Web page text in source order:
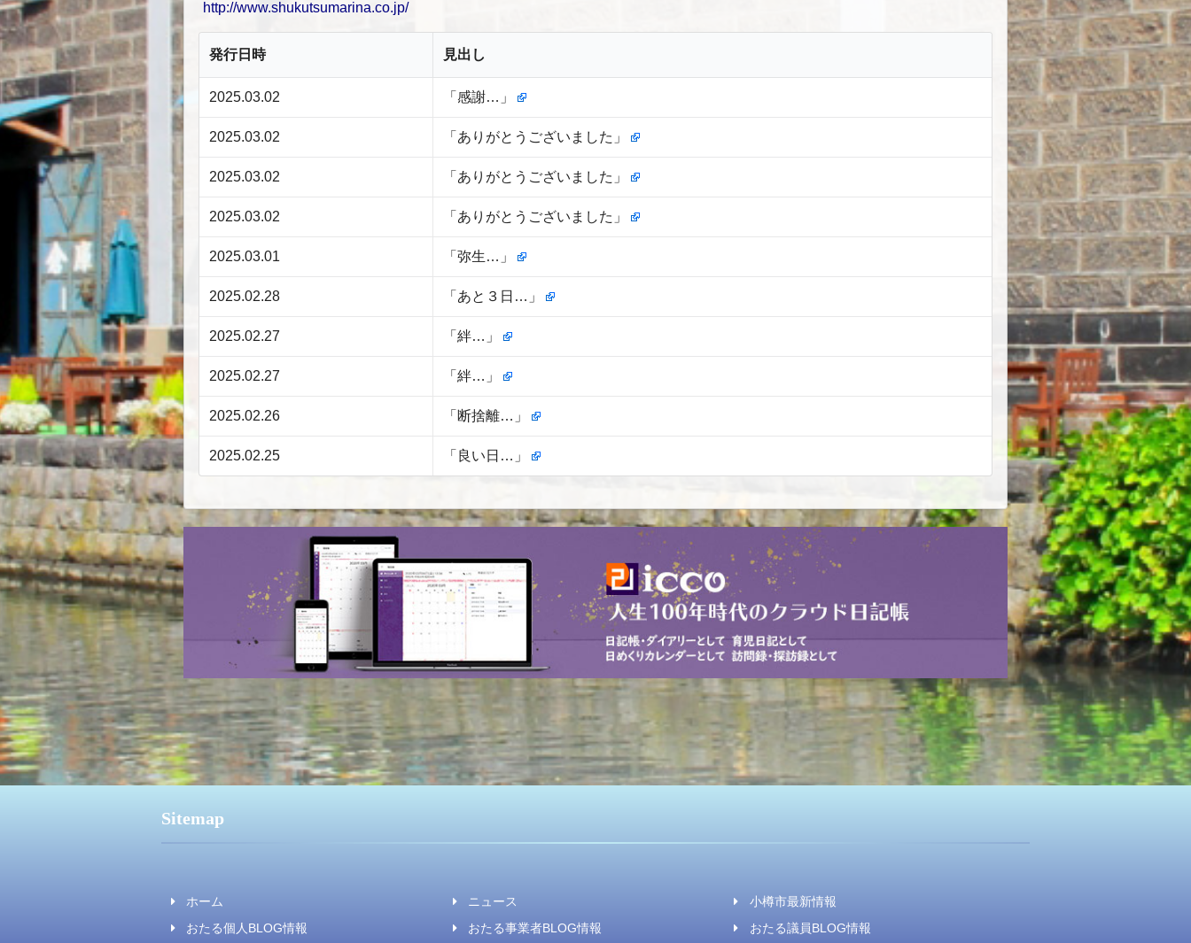
http://www.shukutsumarina.co.jp/
発行日時 見出し
2025.03.02 「感謝…」
2025.03.02 「ありがとうございました」
2025.03.02 「ありがとうございました」
2025.03.02 「ありがとうございました」
2025.03.01 「弥生…」
2025.02.28 「あと３日…」
2025.02.27 「絆…」
2025.02.27 「絆…」
2025.02.26 「断捨離…」
2025.02.25 「良い日…」
Sitemap
ホーム ニュース
小樽市最新情報
おたる個人BLOG情報
おたる事業者BLOG情報 おたる議員BLOG情報